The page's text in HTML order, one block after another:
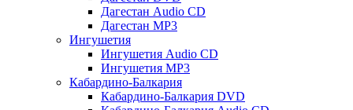
Дагестан Audio CD
Дагестан MP3
Ингушетия
Ингушетия Audio CD
Ингушетия MP3
Кабардино-Балкария
Кабардино-Балкария DVD